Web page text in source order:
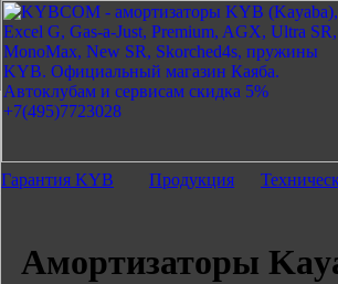
Гарантия KYB Продукция
Амортизаторы